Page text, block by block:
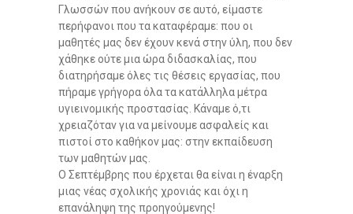
Γλωσσών που ανήκουν σε αυτό, είμαστε
περήφανοι που τα καταφέραμε: που οι
μαθητές μας δεν έχουν κενά στην ύλη, που δεν
χάθηκε ούτε μια ώρα διδασκαλίας, που
διατηρήσαμε όλες τις θέσεις εργασίας, που
πήραμε γρήγορα όλα τα κατάλληλα μέτρα
υγιεινομικής προστασίας. Κάναμε ό,τι
χρειαζόταν για να μείνουμε ασφαλείς και
πιστοί στο καθήκον μας: στην εκπαίδευση
των μαθητών μας.
Ο Σεπτέμβρης που έρχεται θα είναι η έναρξη
μιας νέας σχολικής χρονιάς και όχι η
επανάληψη της προηγούμενης!